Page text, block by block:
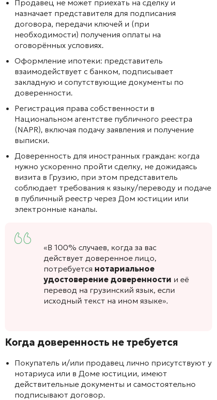
Продавец не может приехать на сделку и
назначает представителя для подписания
договора, передачи ключей и (при
необходимости) получения оплаты на
оговорённых условиях.
Оформление ипотеки: представитель
взаимодействует с банком, подписывает
закладную и сопутствующие документы по
доверенности.
Регистрация права собственности в
Национальном агентстве публичного реестра
(NAPR), включая подачу заявления и получение
выписки.
Доверенность для иностранных граждан: когда
нужно ускоренно пройти сделку, не дожидаясь
визита в Грузию, при этом представитель
соблюдает требования к языку/переводу и подаче
в публичный реестр через Дом юстиции или
электронные каналы.
«В 100% случаев, когда за вас
действует доверенное лицо,
потребуется нотариальное
удостоверение доверенности и её
перевод на грузинский язык, если
исходный текст на ином языке».
Когда доверенность не требуется
Покупатель и/или продавец лично присутствуют у
нотариуса или в Доме юстиции, имеют
действительные документы и самостоятельно
подписывают договор.